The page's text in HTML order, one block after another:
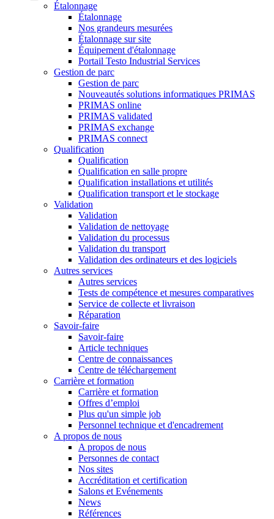
Étalonnage
Étalonnage
Nos grandeurs mesurées
Étalonnage sur site
Équipement d'étalonnage
Portail Testo Industrial Services
Gestion de parc
Gestion de parc
Nouveautés solutions informatiques PRIMAS
PRIMAS online
PRIMAS validated
PRIMAS exchange
PRIMAS connect
Qualification
Qualification
Qualification en salle propre
Qualification installations et utilités
Qualification transport et le stockage
Validation
Validation
Validation de nettoyage
Validation du processus
Validation du transport
Validation des ordinateurs et des logiciels
Autres services
Autres services
Tests de compétence et mesures comparatives
Service de collecte et livraison
Réparation
Savoir-faire
Savoir-faire
Article techniques
Centre de connaissances
Centre de téléchargement
Carrière et formation
Carrière et formation
Offres d’emploi
Plus qu'un simple job
Personnel technique et d'encadrement
A propos de nous
A propos de nous
Personnes de contact
Nos sites
Accréditation et certification
Salons et Evénements
News
Références